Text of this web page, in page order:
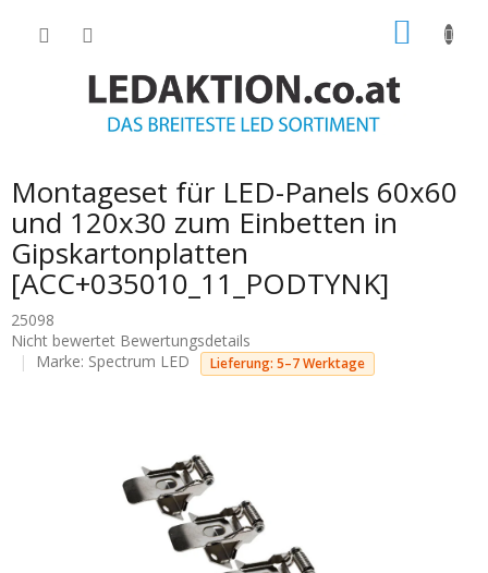
Montageset für LED-Panels 60x60
und 120x30 zum Einbetten in
Gipskartonplatten
[ACC+035010_11_PODTYNK]
25098
Die
durchschnittliche
Nicht bewertet Bewertungsdetails
Marke: Spectrum LED Lieferung: 5–7 Werktage